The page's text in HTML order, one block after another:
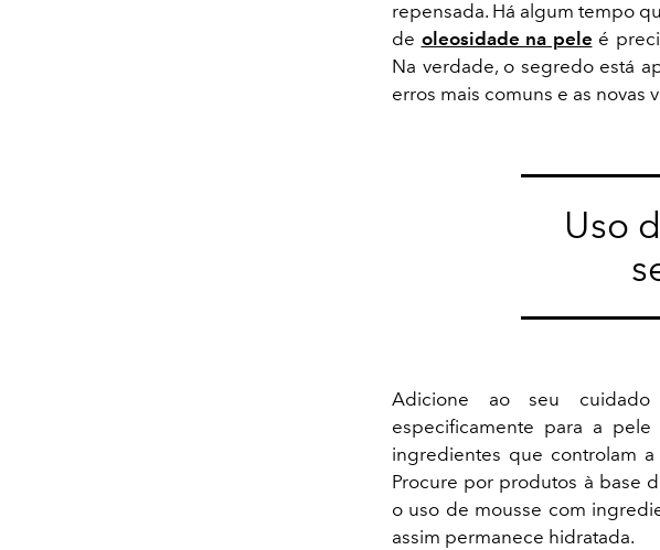
repensada. Há algum tempo
de oleosidade na pele é
Na verdade, o segredo está
erros mais comuns e as novas
Uso
Adicione ao seu
especificamente para a pele
ingredientes que controlam
Procure por produtos à base
o uso de mousse com
assim permanece hidratada.